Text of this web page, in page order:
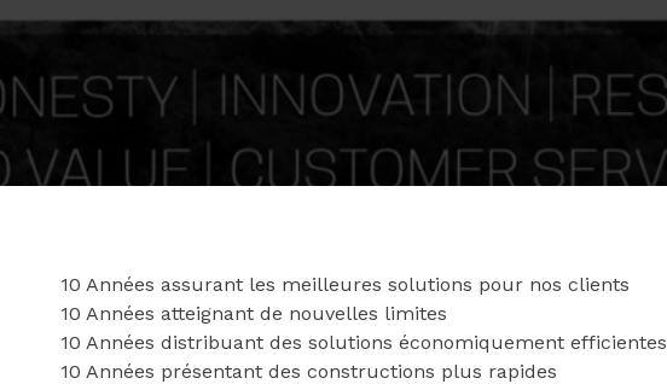
10 Années assurant les meilleures solutions pour nos clients
10 Années atteignant de nouvelles limites
10 Années distribuant des solutions économiquement efficientes
10 Années présentant des constructions plus rapides